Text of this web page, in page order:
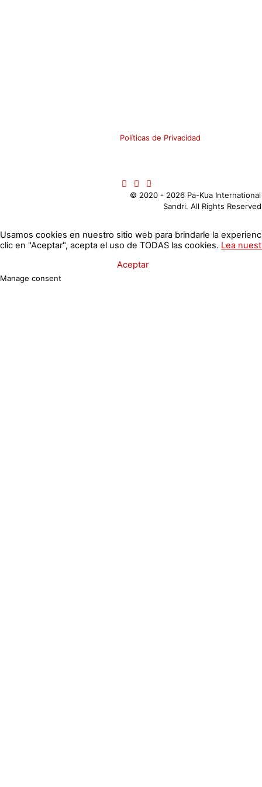
Políticas de Privacidad
©️ 2020 - 2026 Pa-Kua
Sandri. All Rights
Usamos cookies en nuestro sitio web para brindarle la
clic en "Aceptar", acepta el uso de TODAS las cookies. Lea
Aceptar
Manage consent